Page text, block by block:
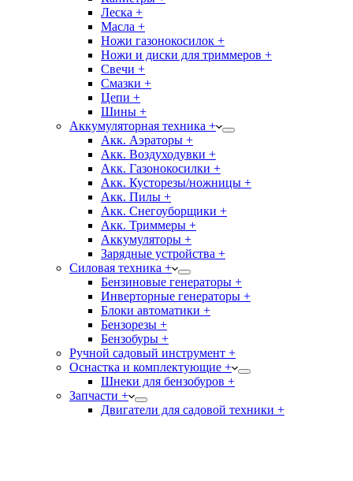
Леска +
Масла +
Ножи газонокосилок +
Ножи и диски для триммеров +
Свечи +
Смазки +
Цепи +
Шины +
Аккумуляторная техника +
Акк. Аэраторы +
Акк. Воздуходувки +
Акк. Газонокосилки +
Акк. Кусторезы/ножницы +
Акк. Пилы +
Акк. Снегоуборщики +
Акк. Триммеры +
Аккумуляторы +
Зарядные устройства +
Силовая техника +
Бензиновые генераторы +
Инверторные генераторы +
Блоки автоматики +
Бензорезы +
Бензобуры +
Ручной садовый инструмент +
Оснастка и комплектующие +
Шнеки для бензобуров +
Запчасти +
Двигатели для садовой техники +